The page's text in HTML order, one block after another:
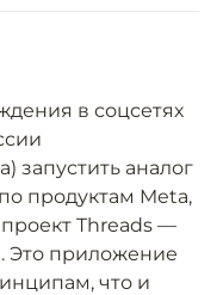
в соцсетях
запустить аналог
продуктам Meta,
Threads —
Это приложение
что и